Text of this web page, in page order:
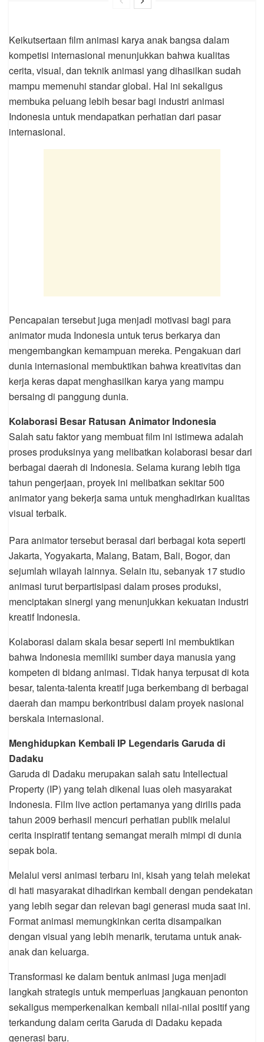
Keikutsertaan film animasi karya anak bangsa dalam
kompetisi internasional menunjukkan bahwa kualitas
cerita, visual, dan teknik animasi yang dihasilkan sudah
mampu memenuhi standar global. Hal ini sekaligus
membuka peluang lebih besar bagi industri animasi
Indonesia untuk mendapatkan perhatian dari pasar
internasional.
Pencapaian tersebut juga menjadi motivasi bagi para
animator muda Indonesia untuk terus berkarya dan
mengembangkan kemampuan mereka. Pengakuan dari
dunia internasional membuktikan bahwa kreativitas dan
kerja keras dapat menghasilkan karya yang mampu
bersaing di panggung dunia.
Kolaborasi Besar Ratusan Animator Indonesia
Salah satu faktor yang membuat film ini istimewa adalah
proses produksinya yang melibatkan kolaborasi besar dari
berbagai daerah di Indonesia. Selama kurang lebih tiga
tahun pengerjaan, proyek ini melibatkan sekitar 500
animator yang bekerja sama untuk menghadirkan kualitas
visual terbaik.
Para animator tersebut berasal dari berbagai kota seperti
Jakarta, Yogyakarta, Malang, Batam, Bali, Bogor, dan
sejumlah wilayah lainnya. Selain itu, sebanyak 17 studio
animasi turut berpartisipasi dalam proses produksi,
menciptakan sinergi yang menunjukkan kekuatan industri
kreatif Indonesia.
Kolaborasi dalam skala besar seperti ini membuktikan
bahwa Indonesia memiliki sumber daya manusia yang
kompeten di bidang animasi. Tidak hanya terpusat di kota
besar, talenta-talenta kreatif juga berkembang di berbagai
daerah dan mampu berkontribusi dalam proyek nasional
berskala internasional.
Menghidupkan Kembali IP Legendaris Garuda di
Dadaku
Garuda di Dadaku merupakan salah satu Intellectual
Property (IP) yang telah dikenal luas oleh masyarakat
Indonesia. Film live action pertamanya yang dirilis pada
tahun 2009 berhasil mencuri perhatian publik melalui
cerita inspiratif tentang semangat meraih mimpi di dunia
sepak bola.
Melalui versi animasi terbaru ini, kisah yang telah melekat
di hati masyarakat dihadirkan kembali dengan pendekatan
yang lebih segar dan relevan bagi generasi muda saat ini.
Format animasi memungkinkan cerita disampaikan
dengan visual yang lebih menarik, terutama untuk anak-
anak dan keluarga.
Transformasi ke dalam bentuk animasi juga menjadi
langkah strategis untuk memperluas jangkauan penonton
sekaligus memperkenalkan kembali nilai-nilai positif yang
terkandung dalam cerita Garuda di Dadaku kepada
generasi baru.